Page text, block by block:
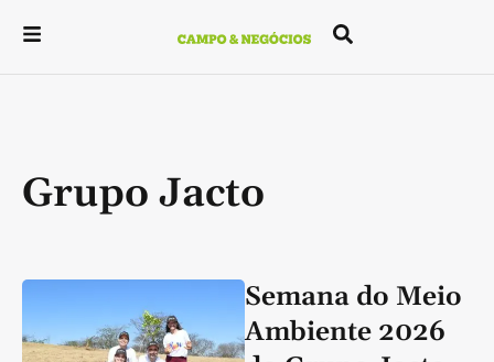
Grupo Jacto
Semana do Meio
Ambiente 2026